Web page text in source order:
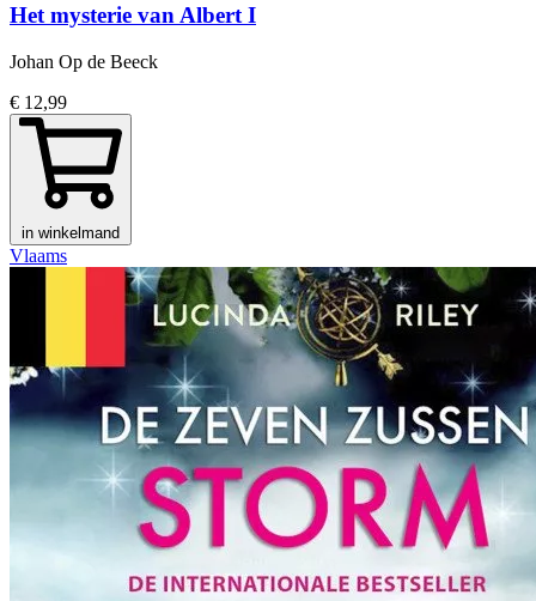
Het mysterie van Albert I
Johan Op de Beeck
€ 12,99
in winkelmand
Vlaams